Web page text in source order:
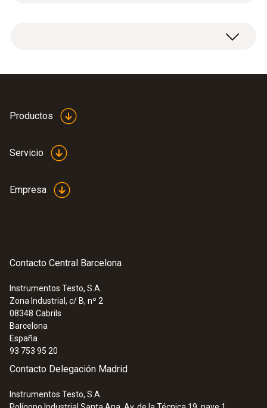
Medidas
520 x 400 x 210 mm (L x A x H)
Carcasa
Negro
:0633 3004 51
Productos
Servicio
Empresa
Contacto Central Barcelona
Instrumentos Testo, S.A.
Zona Industrial, c/ B, nº 2
08348 Cabrils
Barcelona
España
93 753 95 20
Contacto Delegación Madrid
Instrumentos Testo, S.A.